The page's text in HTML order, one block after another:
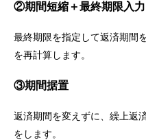
②期間短縮＋最終期限入力
最終期限を指定して返済期間
を再計算します。
③期間据置
返済期間を変えずに、繰上返
をします。